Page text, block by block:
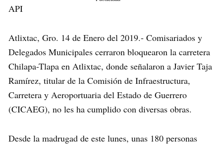
API
Atlixtac, Gro. 14 de Enero del 2019.- Comisariados y
Delegados Municipales cerraron bloquearon la carretera
Chilapa-Tlapa en Atlixtac, donde señalaron a Javier Taja
Ramírez, titular de la Comisión de Infraestructura,
Carretera y Aeroportuaria del Estado de Guerrero
(CICAEG), no les ha cumplido con diversas obras.
Desde la madrugad de este lunes, unas 180 personas